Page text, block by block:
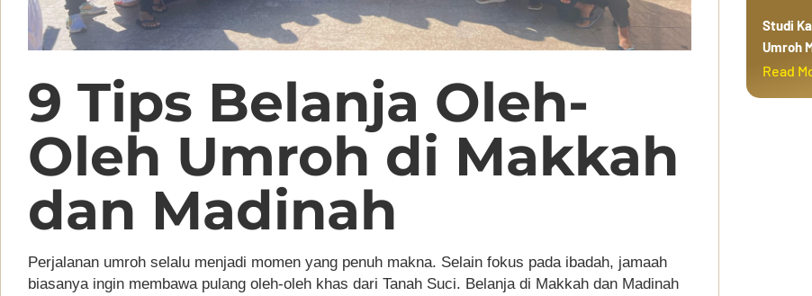
9 Tips Belanja Oleh-
Oleh Umroh di Makkah
dan Madinah
Perjalanan umroh selalu menjadi momen yang penuh makna. Selain fokus pada ibadah, jamaah
biasanya ingin membawa pulang oleh-oleh khas dari Tanah Suci. Belanja di Makkah dan Madinah
Studi
Umroh
Read